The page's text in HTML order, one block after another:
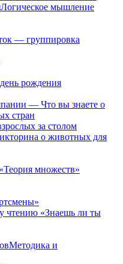
Логическое мышление
— группировка
рождения
— Что вы знаете о
стран
за столом
о животных для
множеств»
чтению «Знаешь ли ты
Методика и